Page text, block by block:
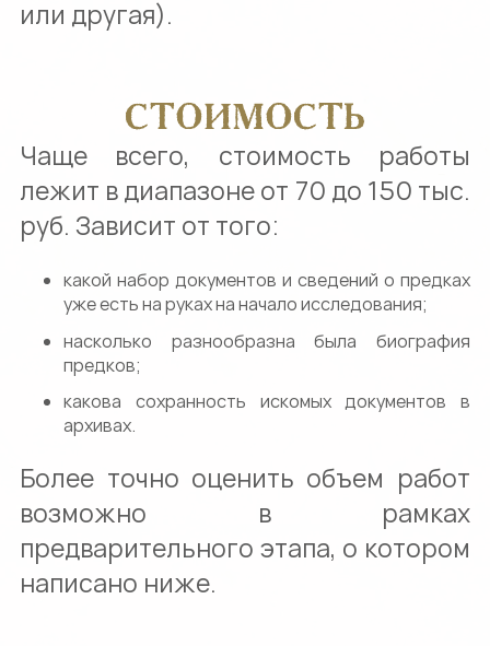
или другая).
СТОИМОСТЬ
Чаще всего, стоимость работы
лежит в диапазоне от 70 до 150 тыс.
руб. Зависит от того:
какой набор документов и сведений о предках
уже есть на руках на начало исследования;
насколько разнообразна была биография
предков;
какова сохранность искомых документов в
архивах.
Более точно оценить объем работ
возможно в рамках
предварительного этапа, о котором
написано ниже.